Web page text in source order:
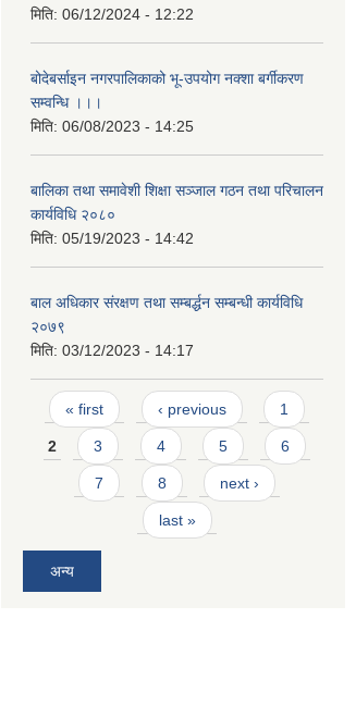
मिति: 06/12/2024 - 12:22
बोदेबर्साइन नगरपालिकाको भू-उपयोग नक्शा बर्गीकरण
सम्वन्धि ।।।
मिति: 06/08/2023 - 14:25
बालिका तथा समावेशी शिक्षा सञ्जाल गठन तथा परिचालन
कार्यविधि २०८०
मिति: 05/19/2023 - 14:42
बाल अधिकार संरक्षण तथा सम्बर्द्धन सम्बन्धी कार्यविधि
२०७९
मिति: 03/12/2023 - 14:17
Pages
« first ‹ previous 1
2 3 4 5 6
7 8 next ›
last »
अन्य